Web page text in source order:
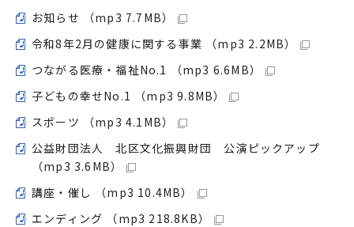
お知らせ （mp3 7.7MB）
令和8年2月の健康に関する事業 （mp3 2.2MB）
つながる医療・福祉No.1 （mp3 6.6MB）
子どもの幸せNo.1 （mp3 9.8MB）
スポーツ （mp3 4.1MB）
公益財団法人 北区文化振興財団 公演ピックアップ
（mp3 3.6MB）
講座・催し （mp3 10.4MB）
エンディング （mp3 218.8KB）